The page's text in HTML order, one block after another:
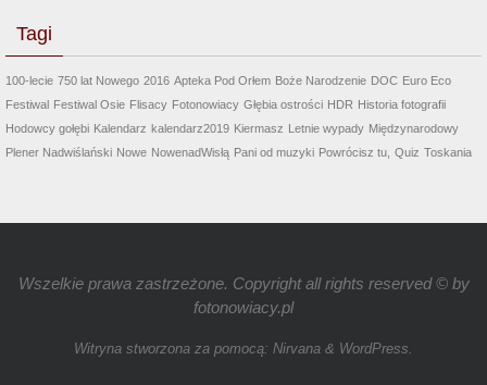
Tagi
100-lecie 750 lat Nowego 2016 Apteka Pod Orłem Boże Narodzenie DOC Euro Eco
Festiwal
Festiwal Osie Flisacy Fotonowiacy Głębia ostrości HDR Historia fotografii
Hodowcy gołębi Kalendarz kalendarz2019 Kiermasz Letnie wypady Międzynarodowy
Plener Nadwiślański Nowe NowenadWisłą Pani od muzyki Powrócisz tu, Quiz Toskania
Wszelkie prawa zastrzeżone. Copyright all rights reserved © by
fotonowiacy.pl
Witryna stworzona za pomocą: Nirvana & WordPress.